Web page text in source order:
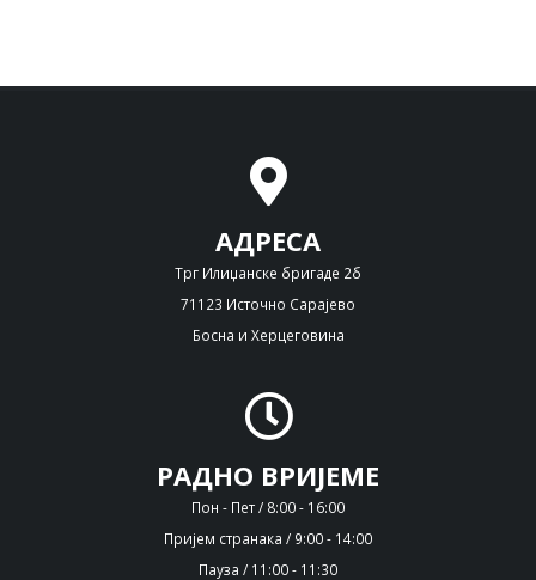
АДРЕСА
Трг Илиџанске бригаде 2б
71123 Источно Сарајево
Босна и Херцеговина
РАДНО ВРИЈЕМЕ
Пон - Пет / 8:00 - 16:00
Пријем странака / 9:00 - 14:00
Пауза / 11:00 - 11:30